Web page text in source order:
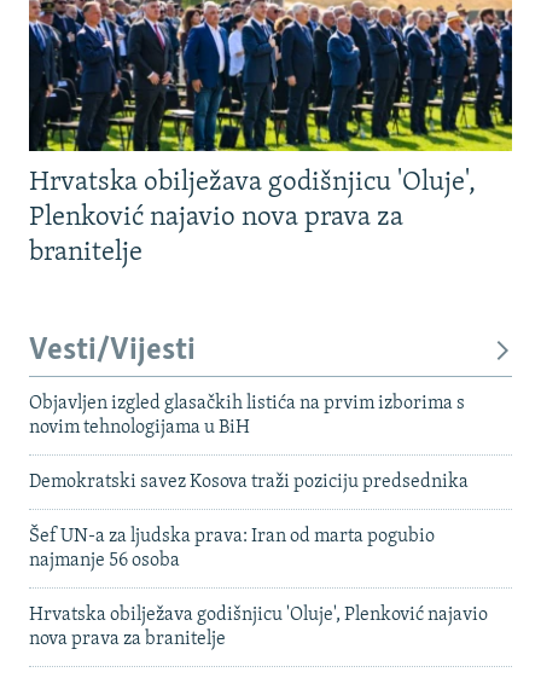
Hrvatska obilježava godišnjicu 'Oluje',
Plenković najavio nova prava za
branitelje
Vesti/Vijesti
Objavljen izgled glasačkih listića na prvim izborima s
novim tehnologijama u BiH
Demokratski savez Kosova traži poziciju predsednika
Šef UN-a za ljudska prava: Iran od marta pogubio
najmanje 56 osoba
Hrvatska obilježava godišnjicu 'Oluje', Plenković najavio
nova prava za branitelje